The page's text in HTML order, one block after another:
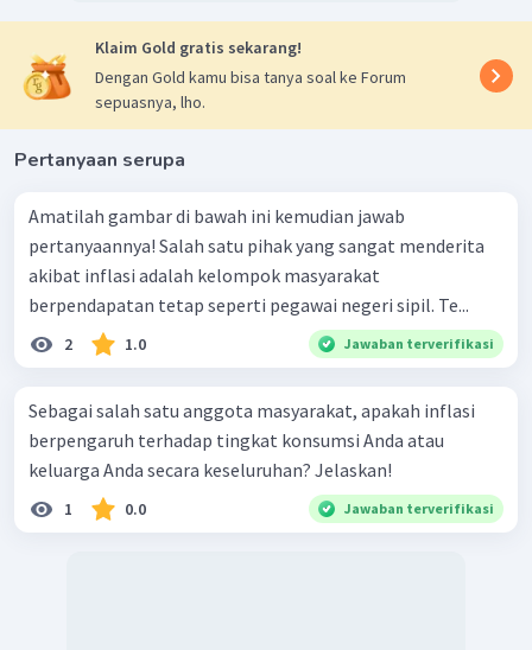
inflasi, maka tingkat pengangguran akan
berkurang. Sedangkan dalam jangka panjang tingkat
inflasi dan pengangguran tidak berhubungan.
Klaim Gold gratis sekarang!
Dengan Gold kamu bisa tanya soal ke Forum
sepuasnya, lho.
Pertanyaan serupa
Amatilah gambar di bawah ini kemudian jawab
pertanyaannya! Salah satu pihak yang sangat menderita
akibat inflasi adalah kelompok masyarakat
berpendapatan tetap seperti pegawai negeri sipil. Te...
2 1.0 Jawaban terverifikasi
Sebagai salah satu anggota masyarakat, apakah inflasi
berpengaruh terhadap tingkat konsumsi Anda atau
keluarga Anda secara keseluruhan? Jelaskan!
1 0.0 Jawaban terverifikasi